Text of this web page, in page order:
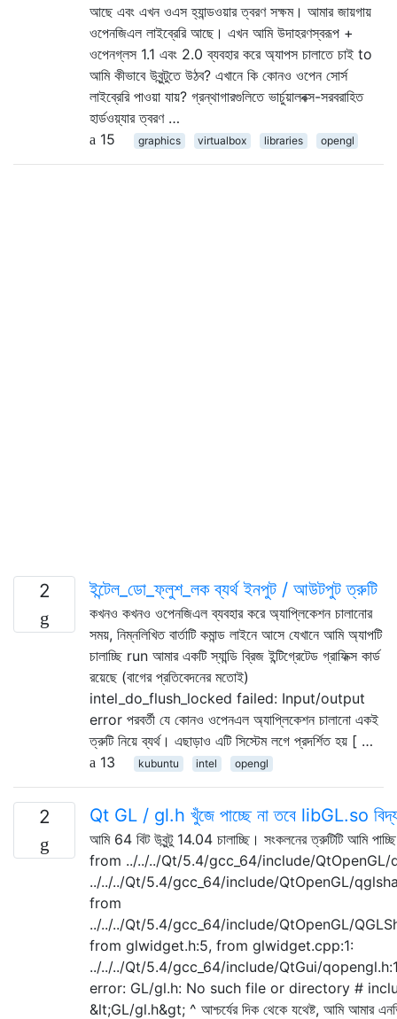
আছে এবং এখন ওএস হ্যান্ডওয়ার ত্বরণ সক্ষম। আমার জায়গায়
ওপেনজিএল লাইব্রেরি আছে। এখন আমি উদাহরণস্বরূপ +
ওপেনগ্লস 1.1 এবং 2.0 ব্যবহার করে অ্যাপস চালাতে চাই to
আমি কীভাবে উবুন্টুতে উঠব? এখানে কি কোনও ওপেন সোর্স
লাইব্রেরি পাওয়া যায়? গ্রন্থাগারগুলিতে ভার্চুয়ালবক্স-সরবরাহিত
হার্ডওয়্যার ত্বরণ …
15
graphics virtualbox libraries opengl
2 ইন্টেল_ডো_ফ্লুশ_লক ব্যর্থ ইনপুট / আউটপুট ত্রুটি
কখনও কখনও ওপেনজিএল ব্যবহার করে অ্যাপ্লিকেশন চালানোর
সময়, নিম্নলিখিত বার্তাটি কমান্ড লাইনে আসে যেখানে আমি অ্যাপটি
চালাচ্ছি run আমার একটি স্যান্ডি ব্রিজ ইন্টিগ্রেটেড গ্রাফিক্স কার্ড
রয়েছে (বাগের প্রতিবেদনের মতোই)
intel_do_flush_locked failed: Input/output
error পরবর্তী যে কোনও ওপেনএল অ্যাপ্লিকেশন চালানো একই
ত্রুটি নিয়ে ব্যর্থ। এছাড়াও এটি সিস্টেম লগে প্রদর্শিত হয় [ …
13
kubuntu intel opengl
2 Qt GL / gl.h খুঁজে পাচ্ছে না তবে libGL.so
আমি 64 বিট উবুন্টু 14.04 চালাচ্ছি। সংকলনের ত্রুটিটি আমি
from ../../../Qt/5.4/gcc_64/include/QtOpenGL/
../../../Qt/5.4/gcc_64/include/QtOpenGL/
from
../../../Qt/5.4/gcc_64/include/QtOpenGL/
from glwidget.h:5, from glwidget.cpp:1:
../../../Qt/5.4/gcc_64/include/QtGui/
error: GL/gl.h: No such file or directory #
&lt;GL/gl.h&gt; ^ আশ্চর্যের দিক থেকে যথেষ্ট, আমি আমার